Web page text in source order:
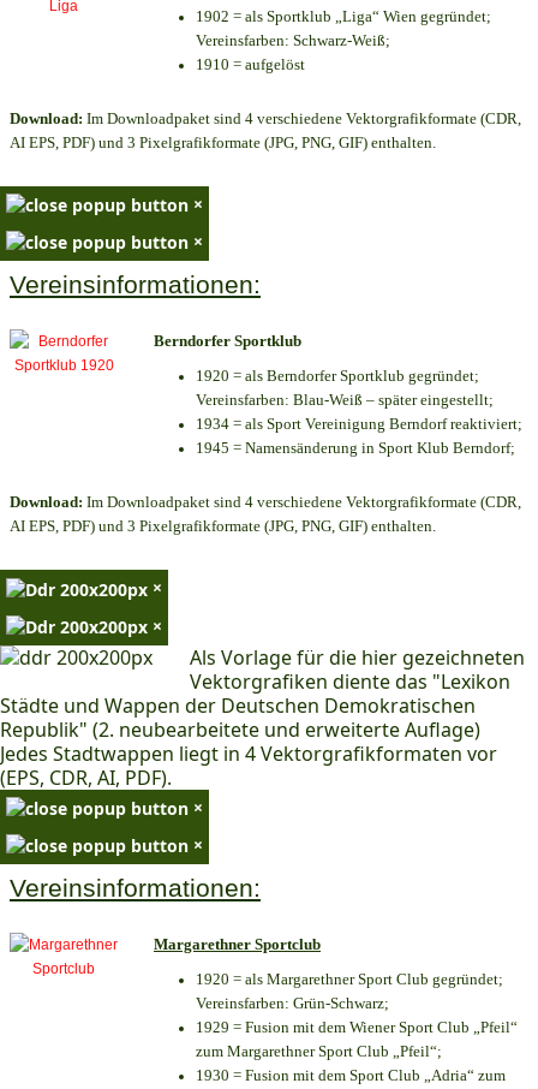
1902 = als Sportklub „Liga“ Wien gegründet;
Vereinsfarben: Schwarz-Weiß;
1910 = aufgelöst
Download: Im Downloadpaket sind 4 verschiedene Vektorgrafikformate (CDR,
AI EPS, PDF) und 3 Pixelgrafikformate (JPG, PNG, GIF) enthalten.
×
×
Vereinsinformationen:
Berndorfer Sportklub
1920 = als Berndorfer Sportklub gegründet;
Vereinsfarben: Blau-Weiß – später eingestellt;
1934 = als Sport Vereinigung Berndorf reaktiviert;
1945 = Namensänderung in Sport Klub Berndorf;
Download: Im Downloadpaket sind 4 verschiedene Vektorgrafikformate (CDR,
AI EPS, PDF) und 3 Pixelgrafikformate (JPG, PNG, GIF) enthalten.
×
×
Als Vorlage für die hier gezeichneten
Vektorgrafiken diente das "Lexikon
Städte und Wappen der Deutschen Demokratischen
Republik" (2. neubearbeitete und erweiterte Auflage)
Jedes Stadtwappen liegt in 4 Vektorgrafikformaten vor
(EPS, CDR, AI, PDF).
×
×
Vereinsinformationen:
Margarethner Sportclub
1920 = als Margarethner Sport Club gegründet;
Vereinsfarben: Grün-Schwarz;
1929 = Fusion mit dem Wiener Sport Club „Pfeil“
zum Margarethner Sport Club „Pfeil“;
1930 = Fusion mit dem Sport Club „Adria“ zum